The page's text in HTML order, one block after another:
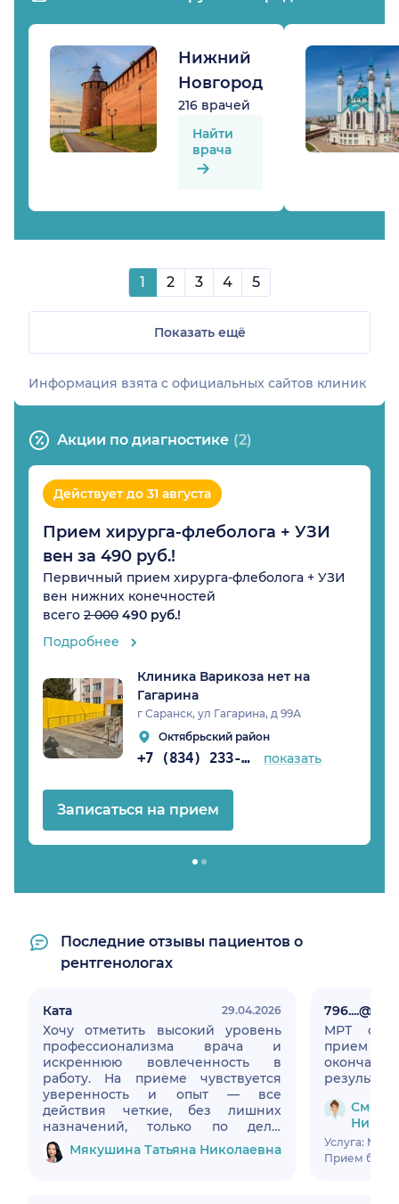
Нижний
Новгород
216 врачей
Найти
врача
Акции по диагностике (2)
Действует до 31 августа
Прием хирурга-флеболога + УЗИ
вен за 490 руб.!
Первичный прием хирурга-флеболога + УЗИ
вен нижних конечностей
всего 2 000 490 руб.!
Подробнее
Клиника Варикоза нет на
Гагарина
г Саранск, ул Гагарина, д 99А
Октябрьский район
+7 (834) 233-82-78 показать
Записаться на прием
1 2 3 4 5
Показать ещё
Информация взята c официальных сайтов клиник
Последние отзывы пациентов о
рентгенологах
Ката 29.04.2026
Хочу отметить высокий уровень
профессионализма врача и
искреннюю вовлеченность в
работу. На приеме чувствуется
уверенность и опыт — все
действия четкие, без лишних
назначений, только по делу.
Доктор внимательно отнесся к
моей ситуации, подробно
Мякушина Татьяна Николаевна
796....@....ru
МРТ
прием
результат
Услуга: МРТ
Прием был в